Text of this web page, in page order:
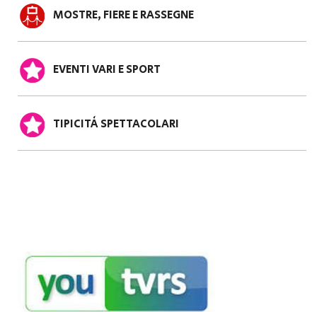
MOSTRE, FIERE E RASSEGNE
EVENTI VARI E SPORT
TIPICITÀ SPETTACOLARI